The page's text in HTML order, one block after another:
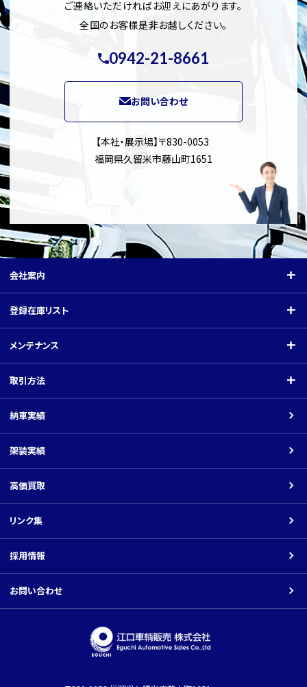
ご連絡いただければお迎えにあがります。
全国のお客様是非お越しください。
0942-21-8661
お問い合わせ
【本社・展示場】〒830-0053
福岡県久留米市藤山町1651
会社案内
会社案内
会社概要
登録在庫リスト
登録在庫リスト
クレーン付（中型）
車載車
ダンプ
その他の車種
メンテナンス
メンテナンス
架装工場
取引方法
取引方法
ネットでのお取引の場合
振込先口座
納車実績
架装実績
高価買取
リンク集
採用情報
お問い合わせ